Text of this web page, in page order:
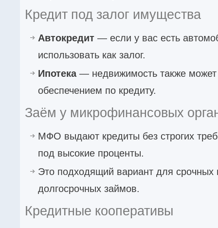
Кредит под залог имущества
Автокредит — если у вас есть
использовать как залог.
Ипотека— недвижимость также может
обеспечением по кредиту.
Заём у микрофинансовых
МФО выдают кредиты без строгих
под высокие проценты.
Это подходящий вариант для
долгосрочных займов.
Кредитные кооперативы